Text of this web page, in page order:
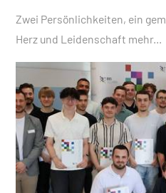
Zwei Persönlichkeiten, ein
Herz und Leidenschaft mehr...